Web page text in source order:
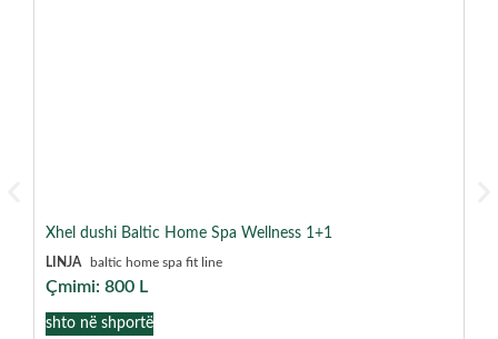
Xhel dushi Baltic Home Spa Wellness 1+1
LINJA baltic home spa fit line
Çmimi: 800 L
shto në shportë